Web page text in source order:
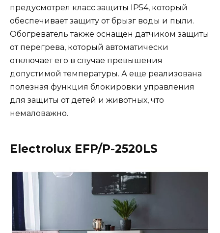
предусмотрел класс защиты IP54, который
обеспечивает защиту от брызг воды и пыли.
Обогреватель также оснащен датчиком защиты
от перегрева, который автоматически
отключает его в случае превышения
допустимой температуры. А еще реализована
полезная функция блокировки управления
для защиты от детей и животных, что
немаловажно.
Electrolux EFP/P-2520LS